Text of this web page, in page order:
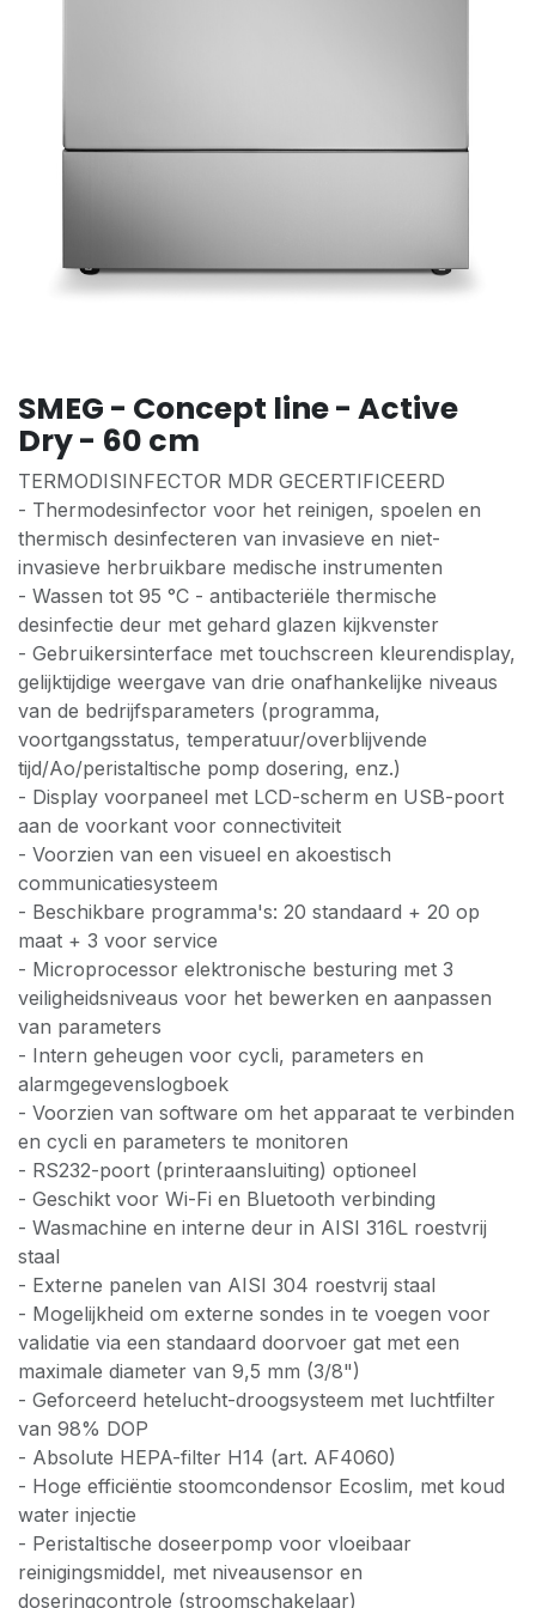
SMEG - Concept line - Active
Dry - 60 cm
TERMODISINFECTOR MDR GECERTIFICEERD
- Thermodesinfector voor het reinigen, spoelen en
thermisch desinfecteren van invasieve en niet-
invasieve herbruikbare medische instrumenten
- Wassen tot 95 °C - antibacteriële thermische
desinfectie deur met gehard glazen kijkvenster
- Gebruikersinterface met touchscreen kleurendisplay,
gelijktijdige weergave van drie onafhankelijke niveaus
van de bedrijfsparameters (programma,
voortgangsstatus, temperatuur/overblijvende
tijd/Ao/peristaltische pomp dosering, enz.)
- Display voorpaneel met LCD-scherm en USB-poort
aan de voorkant voor connectiviteit
- Voorzien van een visueel en akoestisch
communicatiesysteem
- Beschikbare programma's: 20 standaard + 20 op
maat + 3 voor service
- Microprocessor elektronische besturing met 3
veiligheidsniveaus voor het bewerken en aanpassen
van parameters
- Intern geheugen voor cycli, parameters en
alarmgegevenslogboek
- Voorzien van software om het apparaat te verbinden
en cycli en parameters te monitoren
- RS232-poort (printeraansluiting) optioneel
- Geschikt voor Wi-Fi en Bluetooth verbinding
- Wasmachine en interne deur in AISI 316L roestvrij
staal
- Externe panelen van AISI 304 roestvrij staal
- Mogelijkheid om externe sondes in te voegen voor
validatie via een standaard doorvoer gat met een
maximale diameter van 9,5 mm (3/8")
- Geforceerd hetelucht-droogsysteem met luchtfilter
van 98% DOP
- Absolute HEPA-filter H14 (art. AF4060)
- Hoge efficiëntie stoomcondensor Ecoslim, met koud
water injectie
- Peristaltische doseerpomp voor vloeibaar
reinigingsmiddel, met niveausensor en
doseringcontrole (stroomschakelaar)